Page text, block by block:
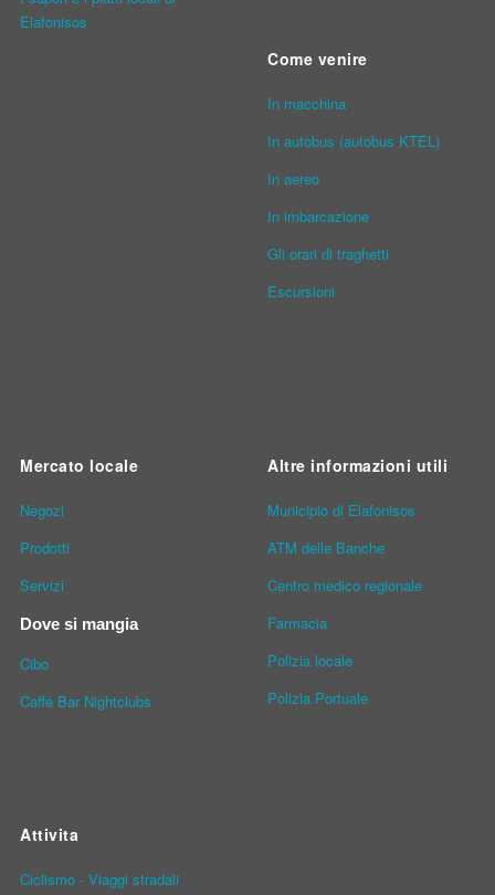
Elafonisos
Come venire
In macchina
In autobus (autobus KTEL)
In aereo
In imbarcazione
Gli orari di traghetti
Escursioni
Mercato locale
Νegozi
Prodotti
Servizi
Dove si mangia
Cibo
Caffé Bar Nightclubs
Altre informazioni utili
Municipio di Elafonisos
ATM delle Banche
Centro medico regionale
Farmacia
Polizia locale
Polizia Portuale
Attivita
Ciclismo - Viaggi stradali